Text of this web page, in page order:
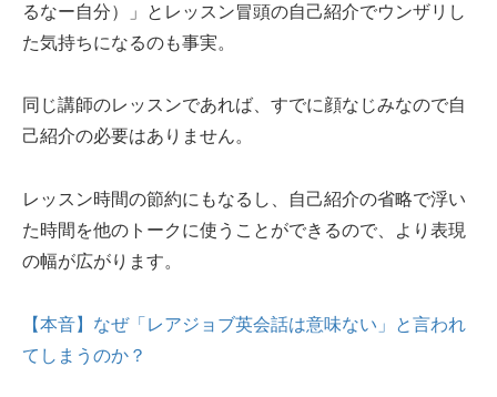
るなー自分）」とレッスン冒頭の自己紹介でウンザリし
た気持ちになるのも事実。
同じ講師のレッスンであれば、すでに顔なじみなので自
己紹介の必要はありません。
レッスン時間の節約にもなるし、自己紹介の省略で浮い
た時間を他のトークに使うことができるので、より表現
の幅が広がります。
【本音】なぜ「レアジョブ英会話は意味ない」と言われ
てしまうのか？